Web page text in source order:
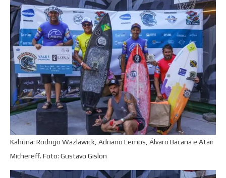
Kahuna: Rodrigo Wazlawick, Adriano Lemos, Álvaro Bacana e Atair
Michereff. Foto: Gustavo Gislon